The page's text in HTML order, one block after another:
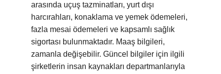
arasında uçuş tazminatları, yurt dışı
harcırahları, konaklama ve yemek ödemeleri,
fazla mesai ödemeleri ve kapsamlı sağlık
sigortası bulunmaktadır. Maaş bilgileri,
zamanla değişebilir. Güncel bilgiler için ilgili
şirketlerin insan kaynakları departmanlarıyla